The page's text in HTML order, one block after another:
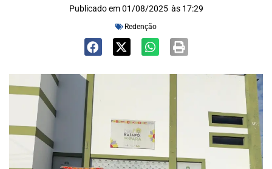
Publicado em 01/08/2025 às 17:29
Redenção